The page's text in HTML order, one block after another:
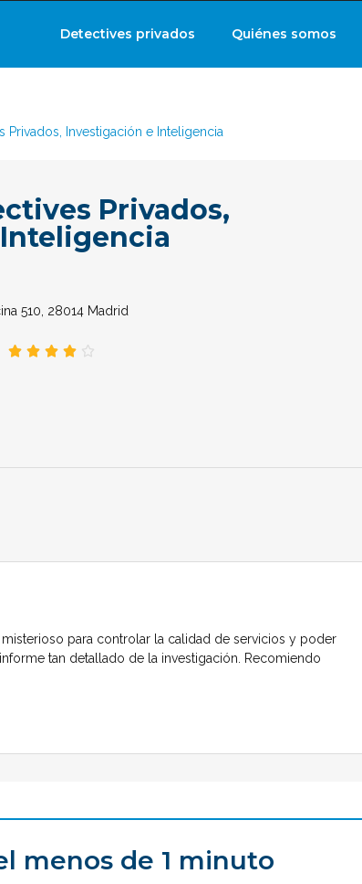
Detectives privados Quiénes somos
Privados, Investigación e Inteligencia
Privados,
510, 28014 Madrid
    
para controlar la calidad de servicios y poder
tan detallado de la investigación. Recomiendo
menos de 1 minuto
de caso quieres investigar?